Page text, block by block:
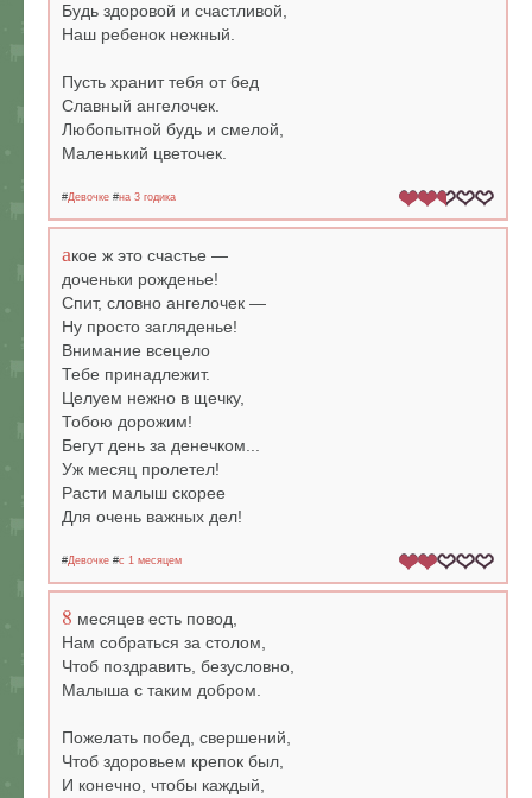
Будь здоровой и счастливой,
Наш ребенок нежный.
Пусть хранит тебя от бед
Славный ангелочек.
Любопытной будь и смелой,
Маленький цветочек.
#Девочке #на 3 годика
акое ж это счастье —
доченьки рожденье!
Спит, словно ангелочек —
Ну просто загляденье!
Внимание всецело
Тебе принадлежит.
Целуем нежно в щечку,
Тобою дорожим!
Бегут день за денечком...
Уж месяц пролетел!
Расти малыш скорее
Для очень важных дел!
#Девочке #c 1 месяцем
8 месяцев есть повод,
Нам собраться за столом,
Чтоб поздравить, безусловно,
Малыша с таким добром.
Пожелать побед, свершений,
Чтоб здоровьем крепок был,
И конечно, чтобы каждый,